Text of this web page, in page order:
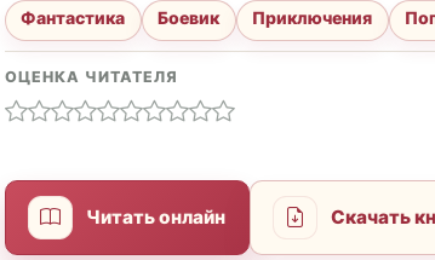
Фантастика Боевик Приключения
ОЦЕНКА ЧИТАТЕЛЯ
Читать онлайн Скачать